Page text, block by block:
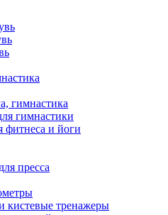
гимнастика
гимнастики
фитнеса и йоги
пресса
кистевые тренажеры